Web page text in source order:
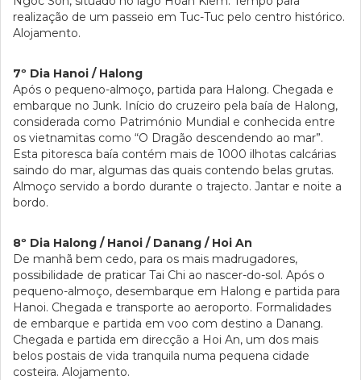
realização de um passeio em Tuc-Tuc pelo centro histórico.
Alojamento.
7º Dia Hanoi / Halong
Após o pequeno-almoço, partida para Halong. Chegada e
embarque no Junk. Início do cruzeiro pela baía de Halong,
considerada como Património Mundial e conhecida entre
os vietnamitas como “O Dragão descendendo ao mar”.
Esta pitoresca baía contém mais de 1000 ilhotas calcárias
saindo do mar, algumas das quais contendo belas grutas.
Almoço servido a bordo durante o trajecto. Jantar e noite a
bordo.
8º Dia Halong / Hanoi / Danang / Hoi An
De manhã bem cedo, para os mais madrugadores,
possibilidade de praticar Tai Chi ao nascer-do-sol. Após o
pequeno-almoço, desembarque em Halong e partida para
Hanoi. Chegada e transporte ao aeroporto. Formalidades
de embarque e partida em voo com destino a Danang.
Chegada e partida em direcção a Hoi An, um dos mais
belos postais de vida tranquila numa pequena cidade
costeira. Alojamento.